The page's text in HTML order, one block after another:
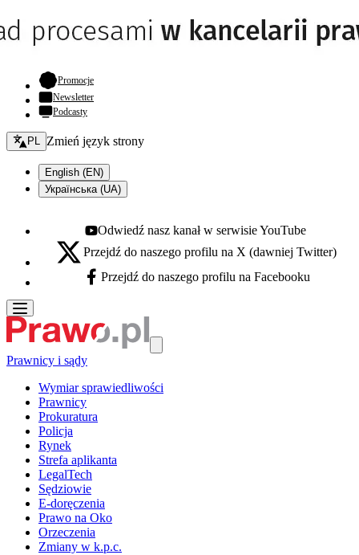
Promocje- otwiera się w nowej karcie
Newsletter
Podcasty
Zmień język - bieżący:
PL Zmień język strony
English (EN)
Українська (UA)
Youtube - otwiera się w nowej karcie
Odwiedź nasz kanał w serwisie YouTube
X - otwiera się w nowej karcie
Przejdź do naszego profilu na X (dawniej Twitter)
Facebook - otwiera się w nowej karcie
Przejdź do naszego profilu na Facebooku
Prawnicy i sądy
Wymiar sprawiedliwości
Prawnicy
Prokuratura
Policja
Rynek
Strefa aplikanta
LegalTech
Sędziowie
E-doręczenia
Prawo na Oko
Orzeczenia
Zmiany w k.p.c.